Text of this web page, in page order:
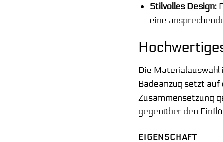
Stilvolles Design:
eine
Die Materialauswahl
Badeanzug setzt
Zusammensetzung
gegenüber den
EIGENSCHAFT